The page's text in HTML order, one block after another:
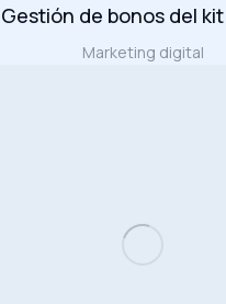
Gestión de bonos del
Marketing digital